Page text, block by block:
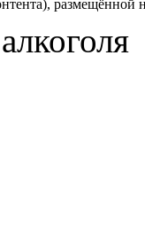
размещённой